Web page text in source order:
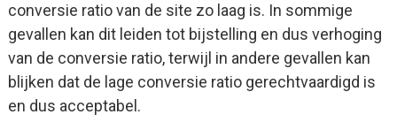
conversie ratio van de site zo laag is. In sommige
gevallen kan dit leiden tot bijstelling en dus verhoging
van de conversie ratio, terwijl in andere gevallen kan
blijken dat de lage conversie ratio gerechtvaardigd is
en dus acceptabel.